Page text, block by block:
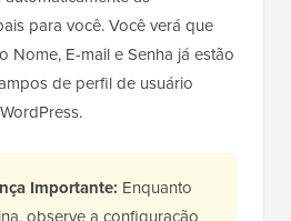
para você. Você verá que
Nome, E-mail e Senha já estão
de perfil de usuário
Importante: Enquanto